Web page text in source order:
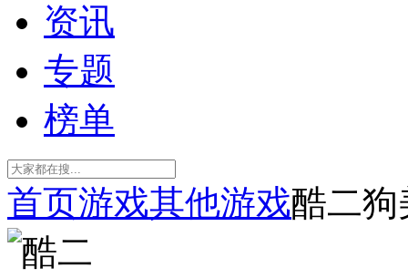
资讯
专题
榜单
首页游戏其他游戏酷二